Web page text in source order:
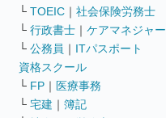
└ TOEIC ｜ 社会保険労務士
└ 行政書士 ｜ ケアマネジャー
└ 公務員 ｜ ITパスポート
資格スクール
└ FP ｜ 医療事務
└ 宅建 ｜ 簿記